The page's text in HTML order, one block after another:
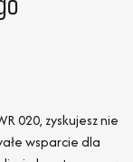
020, zyskujesz nie
wsparcie dla